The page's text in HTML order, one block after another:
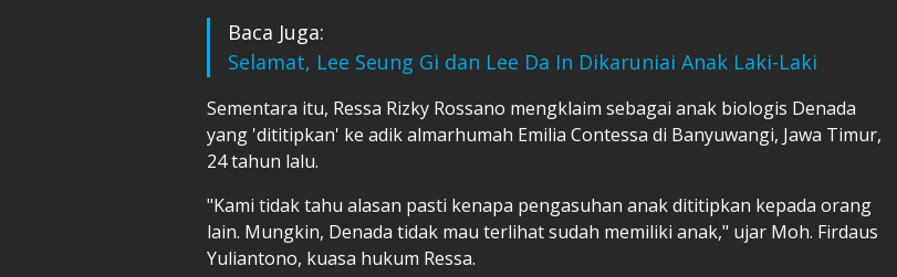
Baca Juga:
Selamat, Lee Seung Gi dan Lee Da In Dikaruniai Anak Laki-Laki
Sementara itu, Ressa Rizky Rossano mengklaim sebagai anak biologis Denada
yang 'dititipkan' ke adik almarhumah Emilia Contessa di Banyuwangi, Jawa Timur,
24 tahun lalu.
"Kami tidak tahu alasan pasti kenapa pengasuhan anak dititipkan kepada orang
lain. Mungkin, Denada tidak mau terlihat sudah memiliki anak," ujar Moh. Firdaus
Yuliantono, kuasa hukum Ressa.